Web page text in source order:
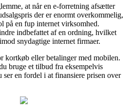
at når en e-forretning afsætter
der er enormt overkommelig,
på en fup internet virksomhed.
indbefattet af en ordning, hvilket
snydagtige internet firmaer.
kortkøb eller betalinger med mobilen.
bruge et tilbud fra eksempelvis
en fordel i at finansiere prisen over